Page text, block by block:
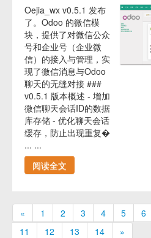
Oejia_wx v0.5.1 发布
了。Odoo 的微信模
块，提供了对微信公众
号和企业号（企业微
信）的接入与管理，实
现了微信消息与Odoo
聊天的无缝对接 ###
v0.5.1 版本概述 - 增加
微信聊天会话ID的数据
库存储 - 优化聊天会话
缓存，防止出现重复�
... ...
阅读全文
« 1 2 3 4 5 6
11
12 13 14 »